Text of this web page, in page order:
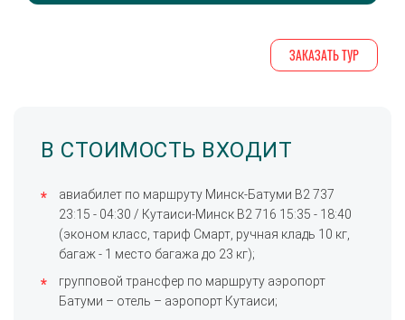
ЗАКАЗАТЬ ТУР
В СТОИМОСТЬ ВХОДИТ
авиабилет по маршруту Минск-Батуми B2 737
23:15 - 04:30 / Кутаиси-Минск B2 716 15:35 - 18:40
(эконом класс, тариф Смарт, ручная кладь 10 кг,
багаж - 1 место багажа до 23 кг);
групповой трансфер по маршруту аэропорт
Батуми – отель – аэропорт Кутаиси;